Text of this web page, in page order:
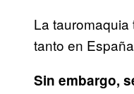
La
tanto en
Sin embargo,